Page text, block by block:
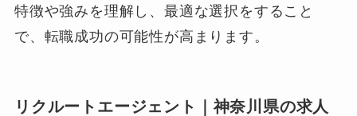
特徴や強みを理解し、最適な選択をすること
で、転職成功の可能性が高まります。
リクルートエージェント｜神奈川県の求人